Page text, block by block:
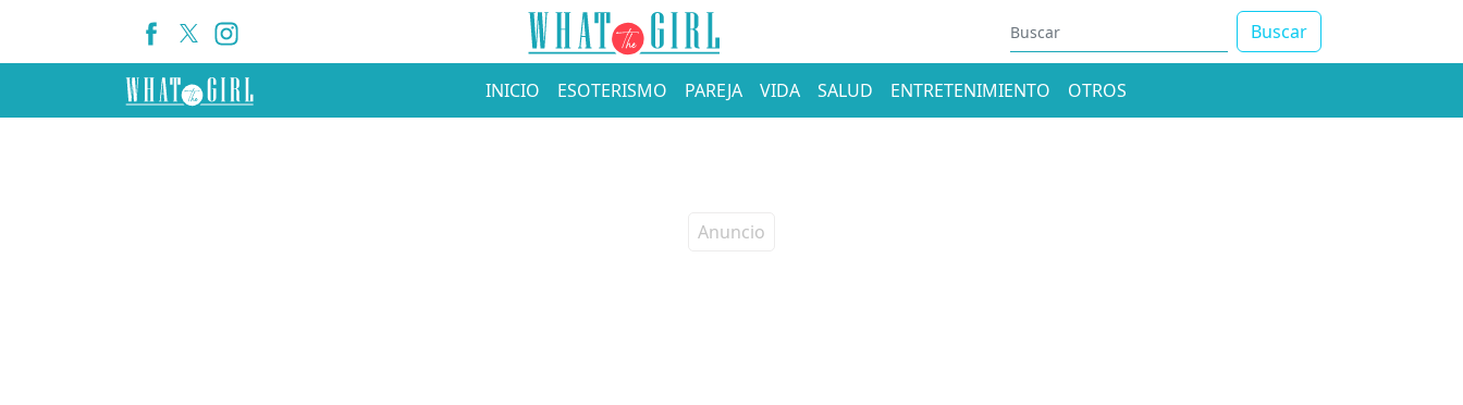
Buscar
INICIO ESOTERISMO PAREJA VIDA SALUD ENTRETENIMIENTO OTROS